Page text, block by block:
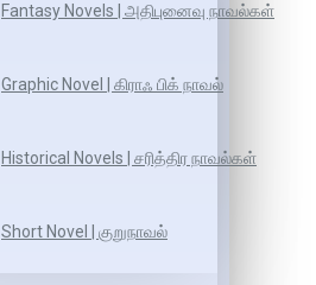
Fantasy Novels | அதிபுனைவு நாவல்கள்
Graphic Novel | கிராஃ பிக் நாவல்
Historical Novels | சரித்திர நாவல்கள்
Short Novel | குறுநாவல்